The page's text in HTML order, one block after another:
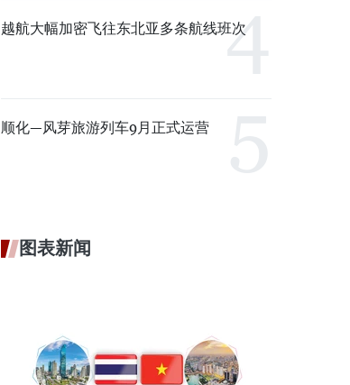
越航大幅加密飞往东北亚多条航线班次
顺化—风芽旅游列车9月正式运营
图表新闻